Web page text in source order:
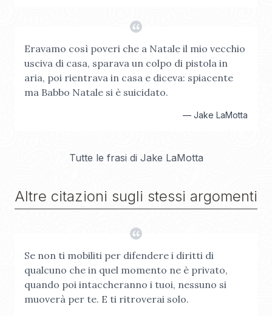
Eravamo così poveri che a Natale il mio vecchio
usciva di casa, sparava un colpo di pistola in
aria, poi rientrava in casa e diceva: spiacente
ma Babbo Natale si è suicidato.
— Jake LaMotta
Tutte le frasi di Jake LaMotta
Altre citazioni sugli stessi argomenti
Se non ti mobiliti per difendere i diritti di
qualcuno che in quel momento ne è privato,
quando poi intaccheranno i tuoi, nessuno si
muoverà per te. E ti ritroverai solo.